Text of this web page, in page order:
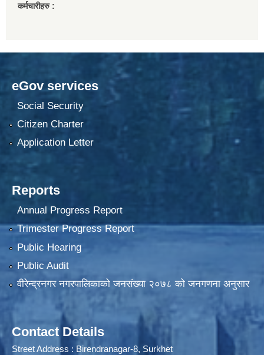
कर्मचारीहरु :
eGov services
Social Security
Citizen Charter
Application Letter
Reports
Annual Progress Report
Trimester Progress Report
Public Hearing
Public Audit
वीरेन्द्रनगर नगरपालिकाकाे जनसंख्या २०७८ काे जनगणना अनुसार
Contact Details
Street Address : Birendranagar-8, Surkhet